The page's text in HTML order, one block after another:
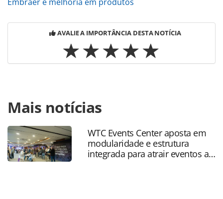
AVALIE A IMPORTÂNCIA DESTA NOTÍCIA
https://www.panrotas.com.br/aviacao/novas-
rotas/2025/12/latam-brasil-anuncia-mais-voos-para-
barcelona-e-volta-da-rota-sao-paulo-
bariloche_224339.html ou as ferramentas oferecidas na
página. Todo o conteúdo produzido pela PANROTAS
Editora é protegido pela legislação brasileira sobre direito
Mais notícias
WTC Events Center aposta em
modularidade e estrutura
integrada para atrair eventos a